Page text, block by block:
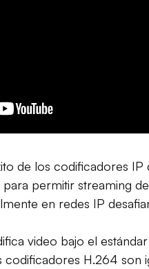
de los codificadores
permitir streaming
en redes IP
video bajo el
H.264 son